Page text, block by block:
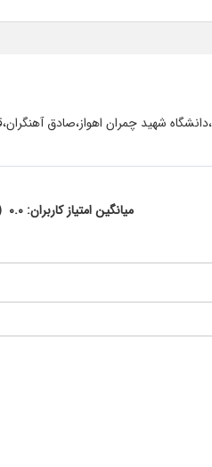
شهید چمران اهواز،صادق
میانگین امتیاز کاربران: 0.0 (0 رای)